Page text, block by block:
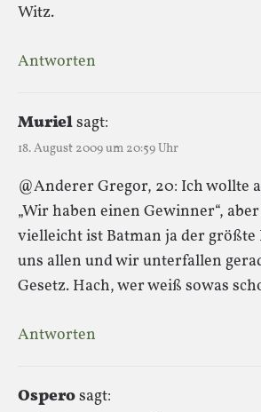
Witz.
Antworten
Murielsagt:
18. August 2009 um 20:59 Uhr
@Anderer Gregor, 20: Ich wollte
„Wir haben einen Gewinner“,
vielleicht ist Batman ja der
uns allen und wir unterfallen
Gesetz. Hach, wer weiß sowas
Antworten
Osperosagt: